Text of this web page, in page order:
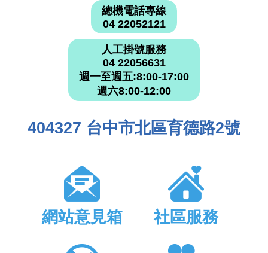
總機電話專線
04 22052121
人工掛號服務
04 22056631
週一至週五:8:00-17:00
週六8:00-12:00
404327 台中市北區育德路2號
網站意見箱 社區服務